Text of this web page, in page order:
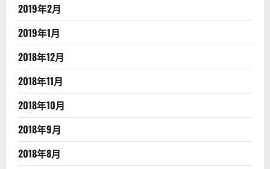
2019年2月
2019年1月
2018年12月
2018年11月
2018年10月
2018年9月
2018年8月